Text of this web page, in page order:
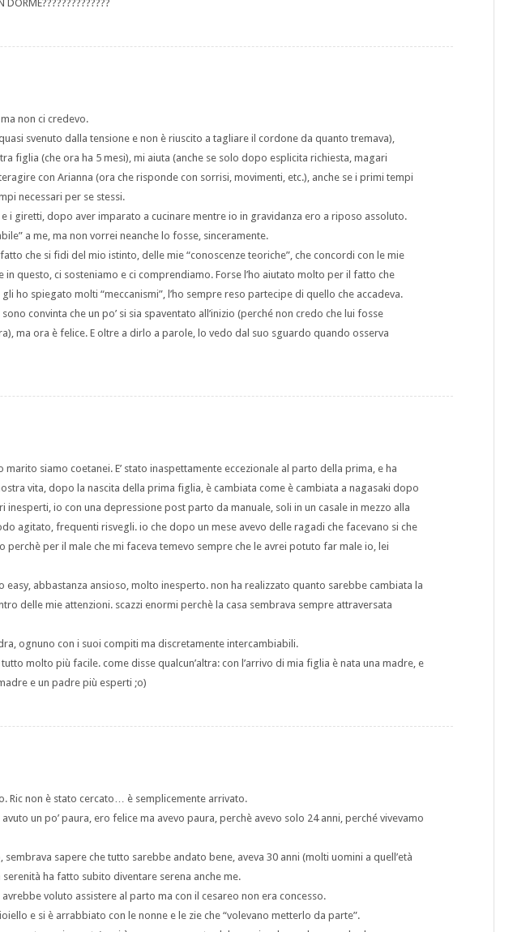
non ci credevo.
svenuto dalla tensione e non è riuscito a tagliare il cordone da quanto tremava),
figlia (che ora ha 5 mesi), mi aiuta (anche se solo dopo esplicita richiesta, magari
con Arianna (ora che risponde con sorrisi, movimenti, etc.), anche se i primi tempi
necessari per se stessi.
i giretti, dopo aver imparato a cucinare mentre io in gravidanza ero a riposo assoluto.
a me, ma non vorrei neanche lo fosse, sinceramente.
che si fidi del mio istinto, delle mie “conoscenze teoriche”, che concordi con le mie
questo, ci sosteniamo e ci comprendiamo. Forse l’ho aiutato molto per il fatto che
ho spiegato molti “meccanismi”, l’ho sempre reso partecipe di quello che accadeva.
convinta che un po’ si sia spaventato all’inizio (perché non credo che lui fosse
ma ora è felice. E oltre a dirlo a parole, lo vedo dal suo sguardo quando osserva
siamo coetanei. E’ stato inaspettamente eccezionale al parto della prima, e ha
vita, dopo la nascita della prima figlia, è cambiata come è cambiata a nagasaki dopo
io con una depressione post parto da manuale, soli in un casale in mezzo alla
agitato, frequenti risvegli. io che dopo un mese avevo delle ragadi che facevano si che
perchè per il male che mi faceva temevo sempre che le avrei potuto far male io, lei
abbastanza ansioso, molto inesperto. non ha realizzato quanto sarebbe cambiata la
delle mie attenzioni. scazzi enormi perchè la casa sembrava sempre attraversata
ognuno con i suoi compiti ma discretamente intercambiabili.
molto più facile. come disse qualcun’altra: con l’arrivo di mia figlia è nata una madre, e
e un padre più esperti ;o)
Ric non è stato cercato… è semplicemente arrivato.
un po’ paura, ero felice ma avevo paura, perchè avevo solo 24 anni, perché vivevamo
sapere che tutto sarebbe andato bene, aveva 30 anni (molti uomini a quell’età
ha fatto subito diventare serena anche me.
voluto assistere al parto ma con il cesareo non era concesso.
e si è arrabbiato con le nonne e le zie che “volevano metterlo da parte”.